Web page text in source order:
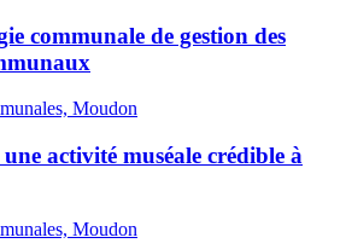
communale de gestion des
Moudon
activité muséale crédible à
Moudon